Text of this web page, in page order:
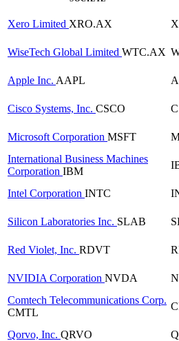
Xero Limited XRO.AX
WiseTech Global Limited WTC.AX
Apple Inc. AAPL
Cisco Systems, Inc. CSCO
Microsoft Corporation MSFT
International Business Machines
Corporation IBM
Intel Corporation INTC
Silicon Laboratories Inc. SLAB
Red Violet, Inc. RDVT
NVIDIA Corporation NVDA
Comtech Telecommunications Corp.
CMTL
Qorvo, Inc. QRVO